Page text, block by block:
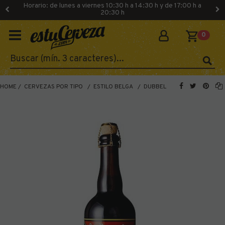
Horario: de lunes a viernes 10:30 h a 14:30 h y de 17:00 h a
20:30 h
0
HOME CERVEZAS POR TIPO ESTILO BELGA DUBBEL